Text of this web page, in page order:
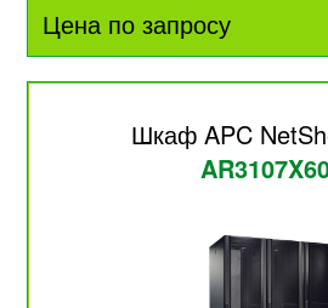
Цена по запросу
Шкаф APC